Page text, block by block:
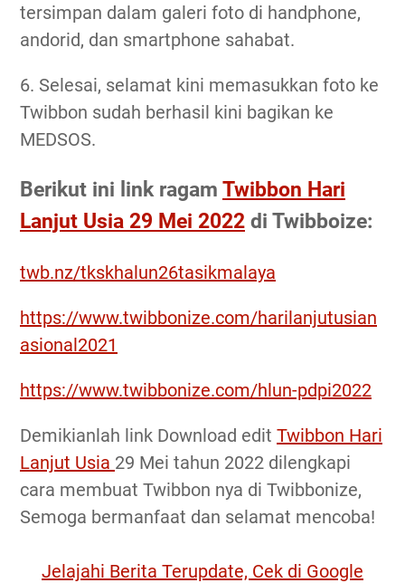
tersimpan dalam galeri foto di handphone,
andorid, dan smartphone sahabat.
6. Selesai, selamat kini memasukkan foto ke
Twibbon sudah berhasil kini bagikan ke
MEDSOS.
Berikut ini link ragam Twibbon Hari
Lanjut Usia 29 Mei 2022 di Twibboize:
twb.nz/tkskhalun26tasikmalaya
https://www.twibbonize.com/harilanjutusian
asional2021
https://www.twibbonize.com/hlun-pdpi2022
Demikianlah link Download edit Twibbon Hari
Lanjut Usia 29 Mei tahun 2022 dilengkapi
cara membuat Twibbon nya di Twibbonize,
Semoga bermanfaat dan selamat mencoba!
Jelajahi Berita Terupdate, Cek di Google